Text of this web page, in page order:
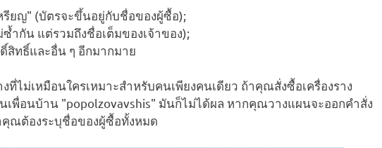
รียญ" (บัตรจะขึ้นอยู่กับชื่อของผู้ซื้อ);
ำกัน แต่รวมถึงชื่อเต็มของเจ้าของ);
สิทธิ์และอื่น ๆ อีกมากมาย
ที่ไม่เหมือนใครเหมาะสำหรับคนเพียงคนเดียว ถ้าคุณสั่งซื้อเครื่องราง
เพื่อนบ้าน "popolzovavshis" มันก็ไม่ได้ผล หากคุณวางแผนจะออกคำสั่ง
ณต้องระบุชื่อของผู้ซื้อทั้งหมด